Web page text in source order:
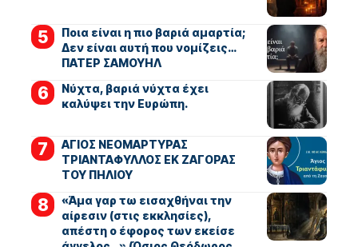
Ποια είναι η πιο βαριά αμαρτία;
Δεν είναι αυτή που νομίζεις…
ΠΑΤΕΡ ΣΑΜΟΥΗΛ
Νύχτα, βαριά νύχτα έχει
καλύψει την Ευρώπη.
ΑΓΙΟΣ ΝΕΟΜΑΡΤΥΡΑΣ
ΤΡΙΑΝΤΑΦΥΛΛΟΣ ΕΚ ΖΑΓΟΡΑΣ
ΤΟΥ ΠΗΛΙΟΥ
«Άμα γαρ τω εισαχθήναι την
αίρεσιν (στις εκκλησίες),
απέστη ο έφορος των εκείσε